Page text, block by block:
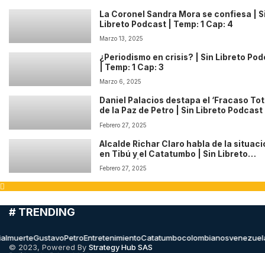
La Coronel Sandra Mora se confiesa |
Libreto Podcast | Temp: 1 Cap: 4
Marzo 13, 2025
¿Periodismo en crisis? | Sin Libreto
| Temp: 1 Cap: 3
Marzo 6, 2025
Daniel Palacios destapa el ‘Fracaso
de la Paz de Petro | Sin Libreto Podcast
Temp: 1 Cap: 2
Febrero 27, 2025
Alcalde Richar Claro habla de la
en Tibú y el Catatumbo | Sin Libreto
Podcast | Temp: 1 Cap: 1
Febrero 27, 2025
# TRENDING
GustavoPetroEntretenimientoCatatumbocolombianosvenezuela
© 2023, Powered By Strategy Hub SAS